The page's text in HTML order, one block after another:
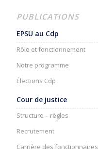
PUBLICATIONS
EPSU au Cdp
Rôle et fonctionnement
Notre programme
Élections Cdp
Cour de justice
Structure – règles
Recrutement
Carrière des fonctionnaires